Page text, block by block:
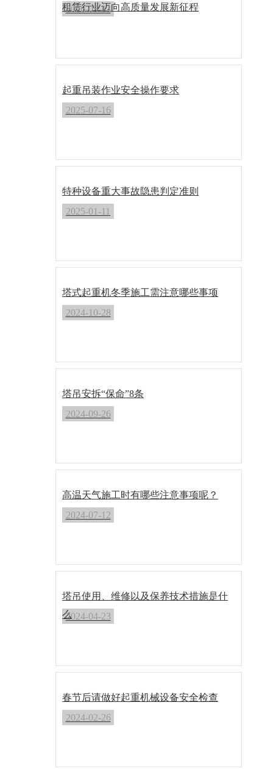
租赁行业迈向高质量发展新征程
2026-03-23
起重吊装作业安全操作要求
2025-07-16
特种设备重大事故隐患判定准则
2025-01-11
塔式起重机冬季施工需注意哪些事项
2024-10-28
塔吊安拆“保命”8条
2024-09-26
高温天气施工时有哪些注意事项呢？
2024-07-12
塔吊使用、维修以及保养技术措施是什
么
2024-04-23
春节后请做好起重机械设备安全检查
2024-02-26